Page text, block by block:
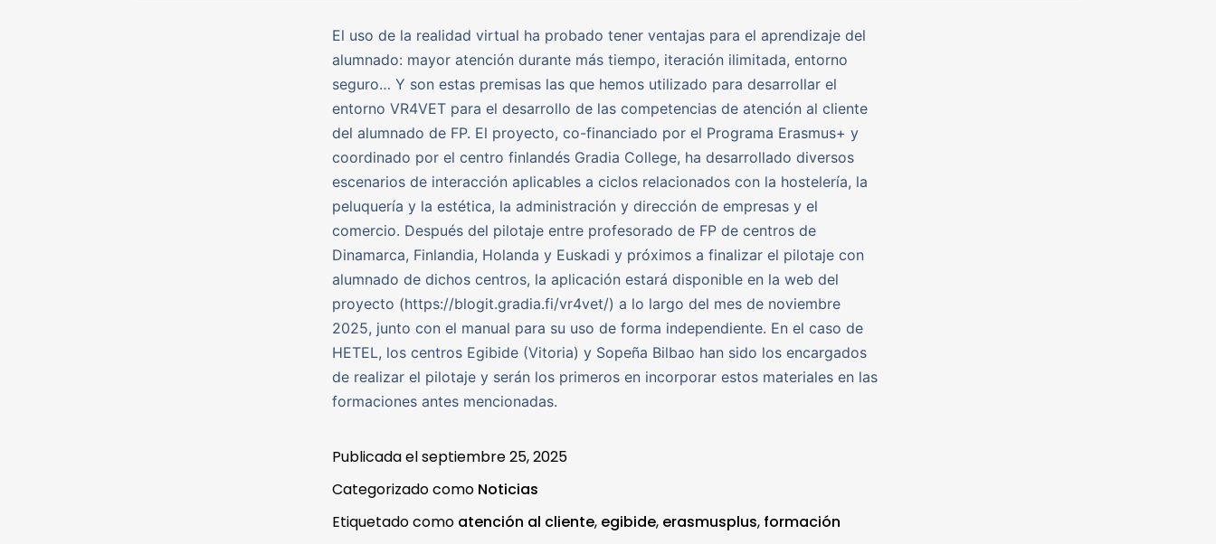
El uso de la realidad virtual ha probado tener ventajas para el aprendizaje del
alumnado: mayor atención durante más tiempo, iteración ilimitada, entorno
seguro… Y son estas premisas las que hemos utilizado para desarrollar el
entorno VR4VET para el desarrollo de las competencias de atención al cliente
del alumnado de FP. El proyecto, co-financiado por el Programa Erasmus+ y
coordinado por el centro finlandés Gradia College, ha desarrollado diversos
escenarios de interacción aplicables a ciclos relacionados con la hostelería, la
peluquería y la estética, la administración y dirección de empresas y el
comercio. Después del pilotaje entre profesorado de FP de centros de
Dinamarca, Finlandia, Holanda y Euskadi y próximos a finalizar el pilotaje con
alumnado de dichos centros, la aplicación estará disponible en la web del
proyecto (https://blogit.gradia.fi/vr4vet/) a lo largo del mes de noviembre
2025, junto con el manual para su uso de forma independiente. En el caso de
HETEL, los centros Egibide (Vitoria) y Sopeña Bilbao han sido los encargados
de realizar el pilotaje y serán los primeros en incorporar estos materiales en las
formaciones antes mencionadas.
Publicada elseptiembre 25, 2025
Categorizado como Noticias
Etiquetado como atención al cliente, egibide, erasmusplus, formación